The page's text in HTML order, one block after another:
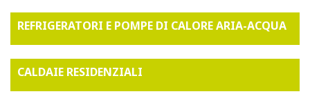
REFRIGERATORI E POMPE DI CALORE ARIA-ACQUA
CALDAIE RESIDENZIALI